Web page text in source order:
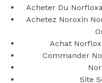
et de
Acheter Du
Achetez Noroxin
Achat
Commander
Site